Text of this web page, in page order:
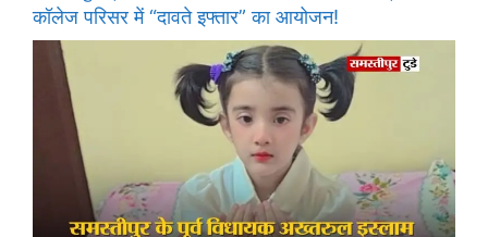
कॉलेज परिसर में “दावते इफ्तार” का आयोजन!